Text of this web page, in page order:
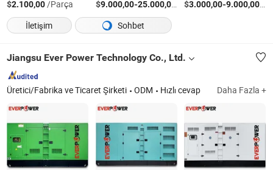
$2.100,00/Parça $9.000,00-25.000,00 /Ayarla
$3.000,00-9.000,00/
İletişim
Sohbet
Jiangsu Ever Power Technology Co., Ltd.
Üretici/Fabrika ve Ticaret Şirketi ODM Hızlı cevap Daha Fazla +